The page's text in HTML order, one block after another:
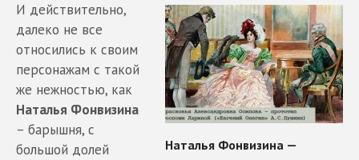
И действительно,
далеко не все
относились к своим
персонажам с такой
же нежностью, как
Наталья Фонвизина
– барышня, с
большой долей